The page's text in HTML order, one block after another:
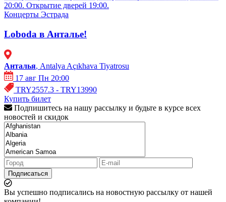
20:00. Открытие дверей 19:00.
Концерты Эстрада
Loboda в Анталье!
Анталья, Antalya Açıkhava Tiyatrosu
17 авг Пн 20:00
TRY2557.3 - TRY13990
Купить билет
Подпишитесь на нашу рассылку и будьте в курсе всех
новостей и скидок
Подписаться
Вы успешно подписались на новостную рассылку от нашей